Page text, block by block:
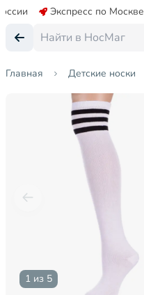
Экспресс по Москве
Главная Детские носки
1 из 5